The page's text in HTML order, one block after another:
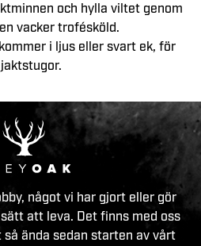
och hylla viltet genom
vacker trofésköld.
i ljus eller svart ek, för
något vi har gjort eller gör
att leva. Det finns med oss
ända sedan starten av vårt